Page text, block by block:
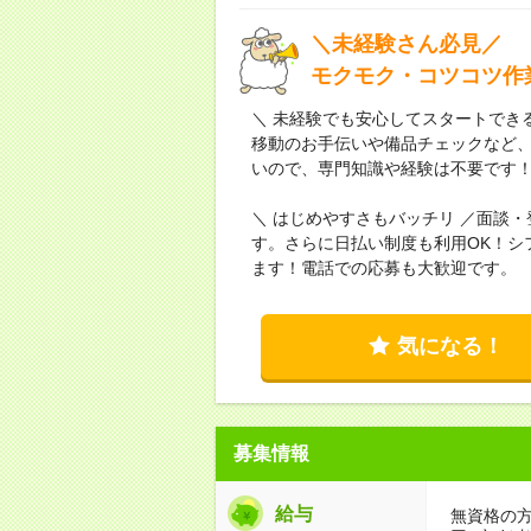
＼未経験さん必見／
モクモク・コツコツ
＼ 未経験でも安心してスタートで
移動のお手伝いや備品チェックなど
いので、専門知識や経験は不要です
＼ はじめやすさもバッチリ ／面談
す。さらに日払い制度も利用OK！
ます！電話での応募も大歓迎です。
気になる！
募集情報
給与
無資格の